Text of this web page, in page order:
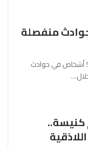
بحوادث منفصلة
آفرين علو ـ xeber24.net قُتل ما لا يقل عن 5 أشخاص في حوادث